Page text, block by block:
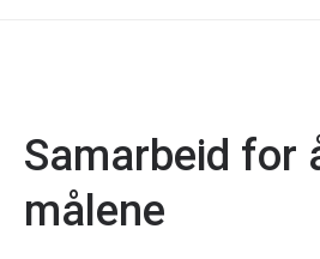
Samarbeid for
målene